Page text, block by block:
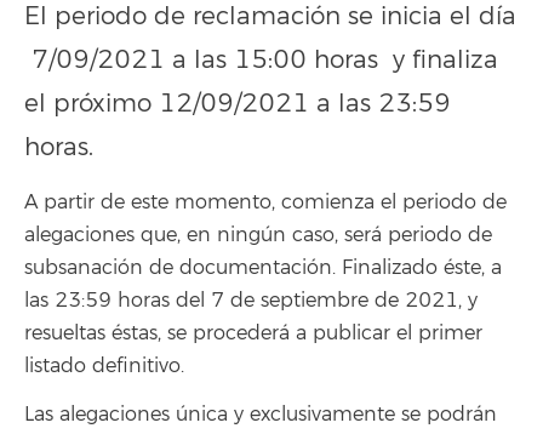
El periodo de reclamación se inicia el día
7/09/2021 a las 15:00 horas y finaliza
el próximo 12/09/2021 a las 23:59
horas.
A partir de este momento, comienza el periodo de
alegaciones que, en ningún caso, será periodo de
subsanación de documentación. Finalizado éste, a
las 23:59 horas del 7 de septiembre de 2021, y
resueltas éstas, se procederá a publicar el primer
listado definitivo.
Las alegaciones única y exclusivamente se podrán